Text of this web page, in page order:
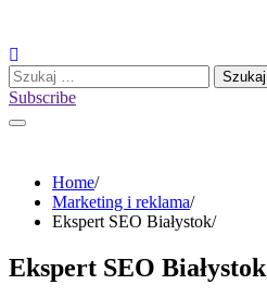
content
Szukaj:
Subscribe
Home
Marketing i reklama
Ekspert SEO Białystok
Ekspert SEO Białystok